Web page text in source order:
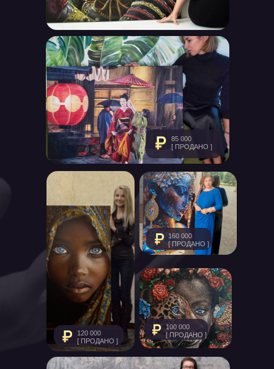
160 000
[ ПРОДАНО ]
85 000
[ ПРОДАНО ]
120 000
[ ПРОДАНО ]
100 000
[ ПРОДАНО ]